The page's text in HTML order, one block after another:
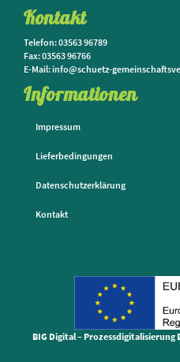
Kontakt
Telefon: 03563 96789
Fax: 03563 96766
E-Mail: info@schuetz-
Informationen
Impressum
Lieferbedingungen
Datenschutzerklärung
Kontakt
BIG Digital – Prozessdigitalisierung